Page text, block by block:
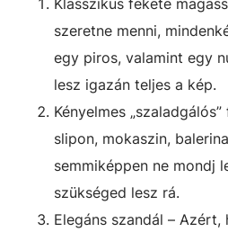
Klasszikus fekete
szeretne menni,
egy piros, valamint egy
lesz igazán teljes a kép.
Kényelmes
slipon, mokaszin,
semmiképpen ne mondj
szükséged lesz rá.
Elegáns szandál –